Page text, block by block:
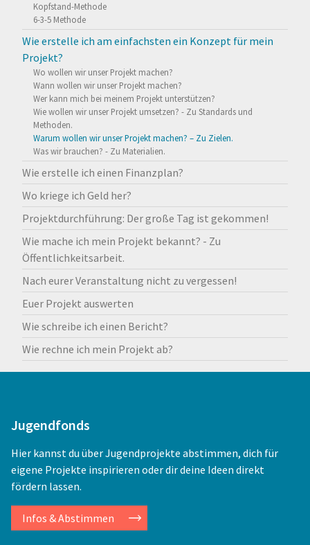
Kopfstand-Methode
6-3-5 Methode
Wie erstelle ich am einfachsten ein Konzept für mein
Projekt?
Wo wollen wir unser Projekt machen?
Wann wollen wir unser Projekt machen?
Wer kann mich bei meinem Projekt unterstützen?
Wie wollen wir unser Projekt umsetzen? - Zu Standards und
Methoden.
Warum wollen wir unser Projekt machen? – Zu Zielen.
Was wir brauchen? - Zu Materialien.
Wie erstelle ich einen Finanzplan?
Wo kriege ich Geld her?
Projektdurchführung: Der große Tag ist gekommen!
Wie mache ich mein Projekt bekannt? - Zu
Öffentlichkeitsarbeit.
Nach eurer Veranstaltung nicht zu vergessen!
Euer Projekt auswerten
Wie schreibe ich einen Bericht?
Wie rechne ich mein Projekt ab?
Jugendfonds
Hier kannst du über Jugendprojekte abstimmen, dich für
eigene Projekte inspirieren oder dir deine Ideen direkt
fördern lassen.
Infos & Abstimmen